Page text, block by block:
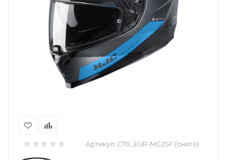
Артикул: C70_EUR-MC2SF (снято)